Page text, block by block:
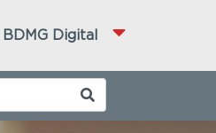
Digital